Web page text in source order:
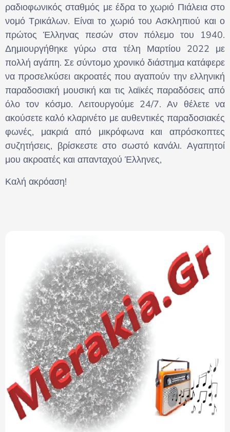
ραδιοφωνικός σταθμός με έδρα το χωριό Πιάλεια στο
νομό Τρικάλων. Είναι το χωριό του Ασκληπιού και ο
πρώτος Έλληνας πεσών στον πόλεμο του 1940.
Δημιουργήθηκε γύρω στα τέλη Μαρτίου 2022 με
πολλή αγάπη. Σε σύντομο χρονικό διάστημα κατάφερε
να προσελκύσει ακροατές που αγαπούν την ελληνική
παραδοσιακή μουσική και τις λαϊκές παραδόσεις από
όλο τον κόσμο. Λειτουργούμε 24/7. Αν θέλετε να
ακούσετε καλό κλαρινέτο με αυθεντικές παραδοσιακές
φωνές, μακριά από μικρόφωνα και απρόσκοπτες
συζητήσεις, βρίσκεστε στο σωστό κανάλι. Αγαπητοί
μου ακροατές και απανταχού Έλληνες,
Καλή ακρόαση!